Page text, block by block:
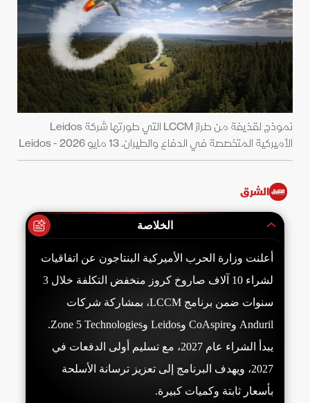
نموذج لقذيفة من طراز LCCM التي طورتها شركة Leidos
الأميركية المتخصصة في الدفاع والطيران. 13 مايو 2026 - Leidos
الشرق
الخلاصة
أعلنت وزارة الحرب الأميركية البنتاجون عن اتفاقيات
لشراء 10 آلاف صاروخ كروز منخفض التكلفة خلال 3
سنوات ضمن برنامج LCCM، بمشاركة شركات
Anduril وCoAspire وLeidos وZone 5 Technologies.
يبدأ الشراء عام 2027، مع تسليم أولى الدفعات في
2027، ويهدف البرنامج إلى تعزيز ترسانة الأسلحة
بأسعار ثابتة وكميات كبيرة.